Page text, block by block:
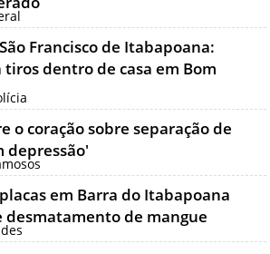
Francisco de Itabapoana:
dentro de casa em Bom
o coração sobre separação de
depressão'
em Barra do Itabapoana
desmatamento de mangue